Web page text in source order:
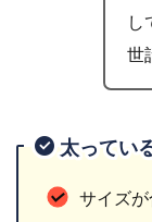
し
世
太ってい
サイズ